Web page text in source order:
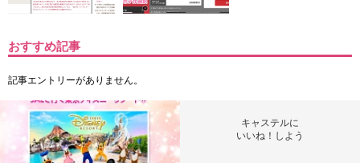
おすすめ記事
記事エントリーがありません。
キャステルに
いいね！しよう